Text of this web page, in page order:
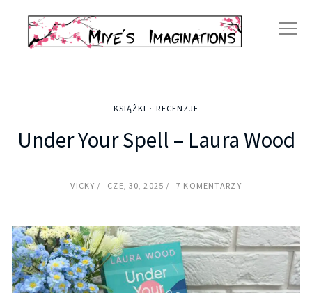
KSIĄŻKI RECENZJE
Under Your Spell – Laura Wood
VICKY CZE, 30, 2025 7 KOMENTARZY